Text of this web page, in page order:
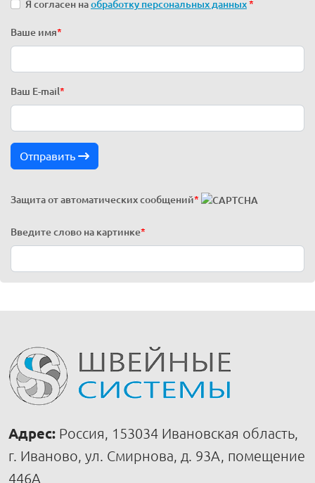
Я согласен наобработку персональных данных*
Ваше имя*
Ваш E-mail *
Отправить
Защита от автоматических сообщений*
Введите слово на картинке*
Адрес: Россия, 153034 Ивановская область,
г. Иваново, ул. Смирнова, д. 93А, помещение
446А